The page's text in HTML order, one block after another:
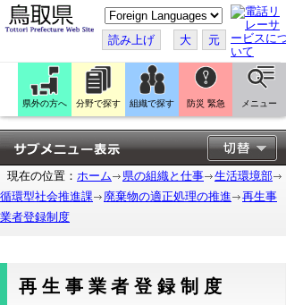
こ
の
ペ
ー
ジ
翻
訳
す
る
読み上げ 大 元
県外の方へ 分野で探す 組織で探す 防災 緊急 メニュー
現在の位置： ホーム 県の組織と仕事
生活環境部
循環型社会推進課
廃棄物の適正処理の推進
再生事
業者登録制度
再生事業者登録制度